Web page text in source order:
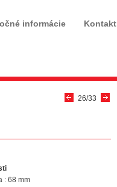
informácie Kontakt
26/33
: 68 mm